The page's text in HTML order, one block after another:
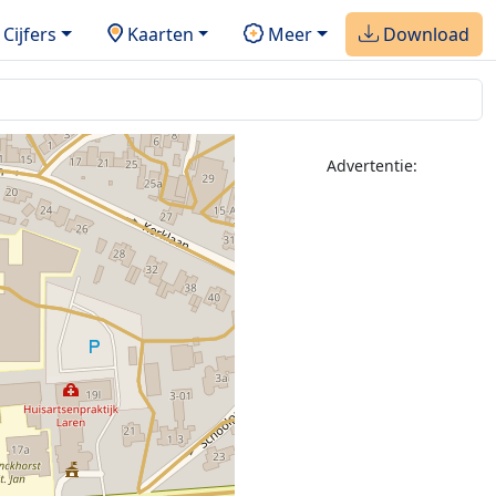
Cijfers Kaarten Meer Download
Advertentie: